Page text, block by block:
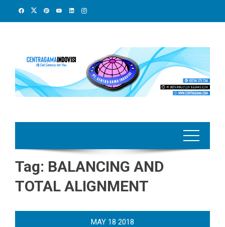
Tag: BALANCING AND
TOTAL ALIGNMENT
MAY 18 2018